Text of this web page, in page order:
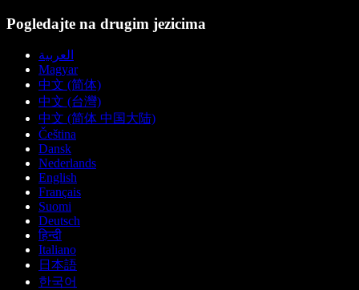
Pogledajte na drugim jezicima
العربية
Magyar
中文 (简体)
中文 (台灣)
中文 (简体 中国大陆)
Čeština
Dansk
Nederlands
English
Français
Suomi
Deutsch
हिन्दी
Italiano
日本語
한국어